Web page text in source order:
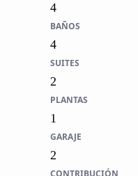
4
BAÑOS
4
SUITES
2
PLANTAS
1
GARAJE
2